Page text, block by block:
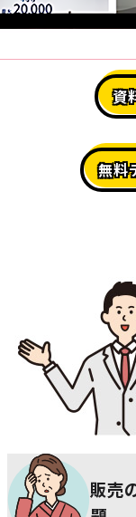
資
無料
販売